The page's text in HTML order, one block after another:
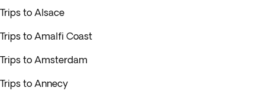
Trips to Alsace
Trips to Amalfi Coast
Trips to Amsterdam
Trips to Annecy